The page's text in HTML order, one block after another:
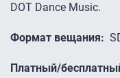
DOT Dance Music.
Формат вещания
Платный/